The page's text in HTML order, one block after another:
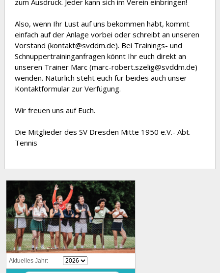
Also, wenn Ihr Lust auf uns bekommen habt, kommt
einfach auf der Anlage vorbei oder schreibt an unseren
Vorstand (kontakt@svddm.de). Bei Trainings- und
Schnuppertraininganfragen könnt Ihr euch direkt an
unseren Trainer Marc (marc-robert.szelig@svddm.de)
wenden. Natürlich steht euch für beides auch unser
Kontaktformular zur Verfügung.
Wir freuen uns auf Euch.
Die Mitglieder des SV Dresden Mitte 1950 e.V.- Abt.
Tennis